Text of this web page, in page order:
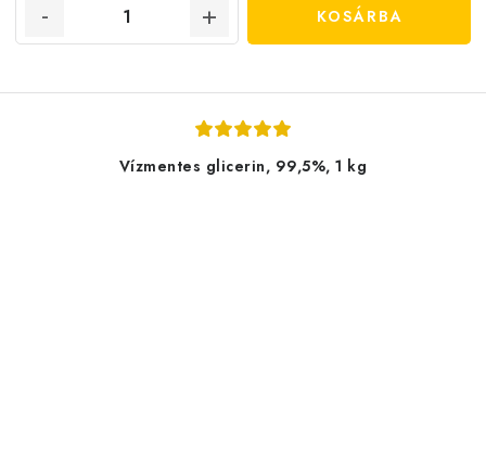
KOSÁRBA
Vízmentes glicerin, 99,5%, 1 kg